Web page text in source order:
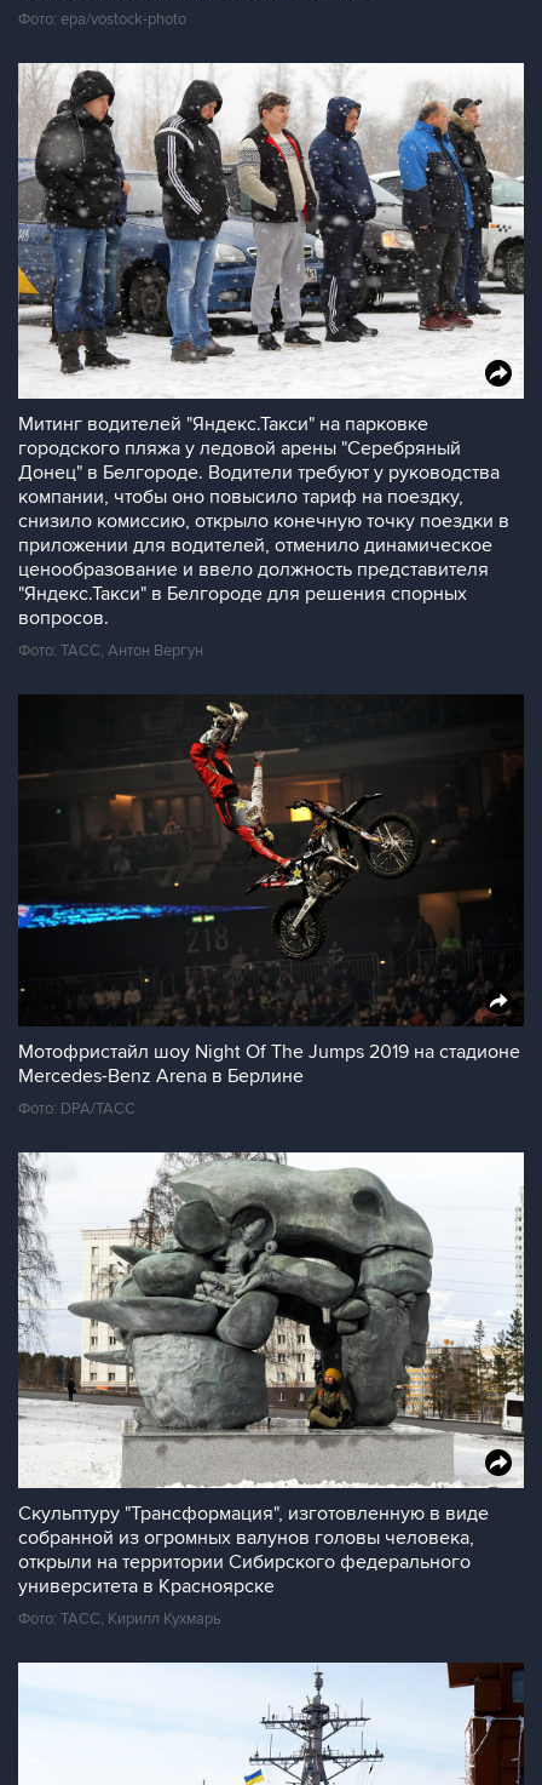
Фото: epa/vostock-photo
Митинг водителей "Яндекс.Такси" на парковке
городского пляжа у ледовой арены "Серебряный
Донец" в Белгороде. Водители требуют у руководства
компании, чтобы оно повысило тариф на поездку,
снизило комиссию, открыло конечную точку поездки в
приложении для водителей, отменило динамическое
ценообразование и ввело должность представителя
"Яндекс.Такси" в Белгороде для решения спорных
вопросов.
Фото: ТАСС, Антон Вергун
Мотофристайл шоу Night Of The Jumps 2019 на стадионе
Mercedes-Benz Arena в Берлине
Фото: DPA/ТАСС
Скульптуру "Трансформация", изготовленную в виде
собранной из огромных валунов головы человека,
открыли на территории Сибирского федерального
университета в Красноярске
Фото: ТАСС, Кирилл Кухмарь